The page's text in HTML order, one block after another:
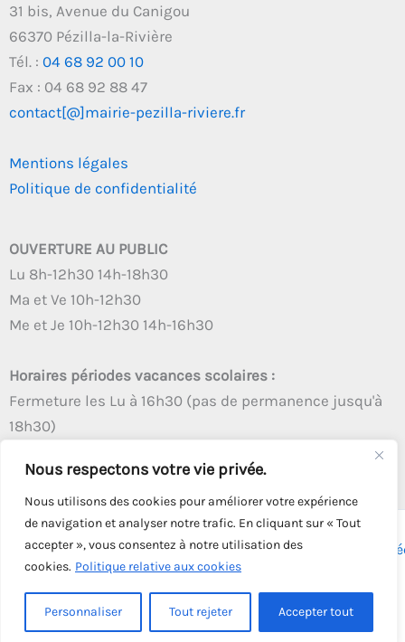
Nous respectons votre vie privée.
Nous utilisons des cookies pour améliorer votre expérience
de navigation et analyser notre trafic. En cliquant sur « Tout
accepter », vous consentez à notre utilisation des
cookies. Politique relative aux cookies
Personnaliser Tout rejeter Accepter tout
31 bis, Avenue du Canigou
66370 Pézilla-la-Rivière
Tél. : 04 68 92 00 10
Fax : 04 68 92 88 47
contact[@]mairie-pezilla-riviere.fr
Mentions légales
Politique de confidentialité
OUVERTURE AU PUBLIC
Lu 8h-12h30 14h-18h30
Ma et Ve 10h-12h30
Me et Je 10h-12h30 14h-16h30
Horaires périodes vacances scolaires :
Fermeture les Lu à 16h30 (pas de permanence jusqu'à
18h30)
Copyright © 2026 - Tous droits réservés - | Webmaster
Solution